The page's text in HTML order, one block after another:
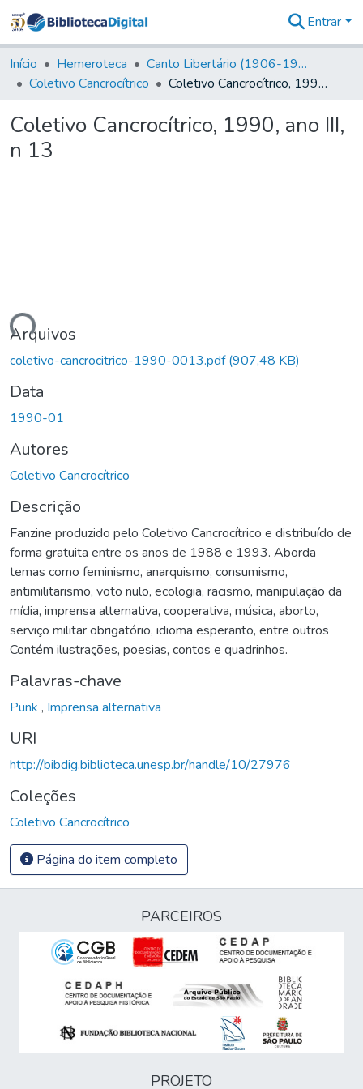
&
Coleções
Tudo na
Digital
Entrar
Início Hemeroteca
Canto Libertário (1906-1995)
Coletivo Cancrocítrico
Coletivo Cancrocítrico, 1990, ano III, n 13
Coletivo Cancrocítrico, 1990, ano III,
n 13
Arquivos
coletivo-cancrocitrico-1990-0013.pdf(907,48 KB)
Data
1990-01
Autores
Coletivo Cancrocítrico
Descrição
Fanzine produzido pelo Coletivo Cancrocítrico e distribuído de
forma gratuita entre os anos de 1988 e 1993. Aborda
temas como feminismo, anarquismo, consumismo,
antimilitarismo, voto nulo, ecologia, racismo, manipulação da
mídia, imprensa alternativa, cooperativa, música, aborto,
serviço militar obrigatório, idioma esperanto, entre outros
Contém ilustrações, poesias, contos e quadrinhos.
Palavras-chave
Punk , Imprensa alternativa
URI
http://bibdig.biblioteca.unesp.br/handle/10/27976
Coleções
Coletivo Cancrocítrico
Página do item completo
PARCEIROS
PROJETO